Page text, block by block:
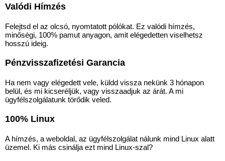
Valódi Hímzés
Felejtsd el az olcsó, nyomtatott pólókat. Ez valódi hímzés,
minőségi, 100% pamut anyagon, amit elégedetten viselhetsz
hosszú ideig.
Pénzvisszafizetési Garancia
Ha nem vagy elégedett vele, küldd vissza nekünk 3 hónapon
belül, és mi kicseréljük, vagy visszaadjuk az árát. A mi
ügyfélszolgálatunk törődik veled.
100% Linux
A hímzés, a weboldal, az ügyfélszolgálat nálunk mind Linux alatt
üzemel. Ki más csinálja ezt mind Linux-szal?